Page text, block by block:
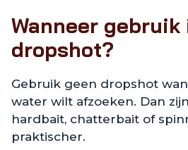
Wanneer gebruik
dropshot?
Gebruik geen dropshot
water wilt afzoeken. Dan
hardbait, chatterbait of
praktischer.